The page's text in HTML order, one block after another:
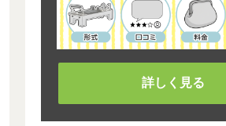
詳しく見る